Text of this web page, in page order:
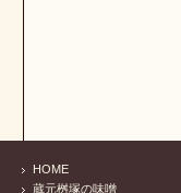
HOME
蔵元桝塚の味噌